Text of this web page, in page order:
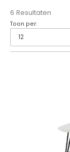
6 Resultaten
Toon per: